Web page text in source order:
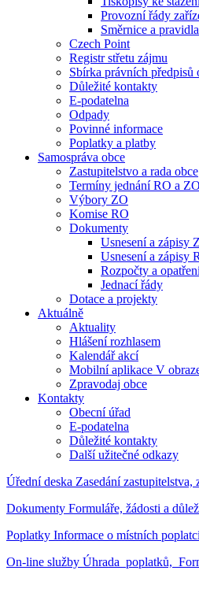
Provozní řády
Směrnice a pravidla
Czech Point
Registr střetu zájmu
Sbírka právních předpisů
Důležité kontakty
E-podatelna
Odpady
Povinné informace
Poplatky a platby
Samospráva obce
Zastupitelstvo a rada obce
Termíny jednání RO a ZO
Výbory ZO
Komise RO
Dokumenty
Usnesení a zápisy
Usnesení a zápisy
Rozpočty a
Jednací řády
Dotace a projekty
Aktuálně
Aktuality
Hlášení rozhlasem
Kalendář akcí
Mobilní aplikace V
Zpravodaj obce
Kontakty
Obecní úřad
E-podatelna
Důležité kontakty
Další užitečné odkazy
Úřední deska Zasedání zastupitelstva,
Dokumenty Formuláře, žádosti a
Poplatky Informace o místních
On-line služby Úhrada poplatků,